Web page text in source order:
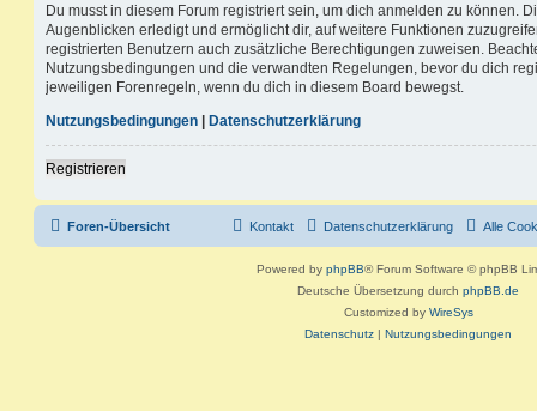
Du musst in diesem Forum registriert sein, um dich anmelden zu können.
Augenblicken erledigt und ermöglicht dir, auf weitere Funktionen
registrierten Benutzern auch zusätzliche Berechtigungen zuweisen.
Nutzungsbedingungen und die verwandten Regelungen, bevor du dich
jeweiligen Forenregeln, wenn du dich in diesem Board bewegst.
Nutzungsbedingungen | Datenschutzerklärung
Registrieren
Foren-Übersicht Alle
Datenschutzerklärung
Kontakt
Powered by phpBB® Forum Software © phpBB
Deutsche Übersetzung durch phpBB.de
Customized by WireSys
Datenschutz | Nutzungsbedingungen